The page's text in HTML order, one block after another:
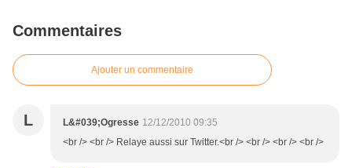
Commentaires
Ajouter un commentaire
L L&#039;Ogresse 12/12/2010 09:35
<br /> <br /> Relaye aussi sur Twitter.<br /> <br /> <br /> <br />